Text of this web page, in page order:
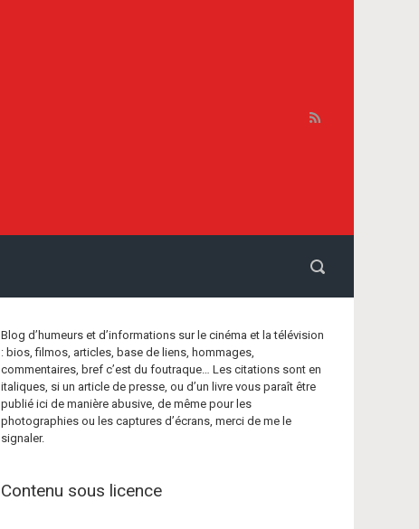
Blog d’humeurs et d’informations sur le cinéma et la télévision
: bios, filmos, articles, base de liens, hommages,
commentaires, bref c’est du foutraque… Les citations sont en
italiques, si un article de presse, ou d’un livre vous paraît être
publié ici de manière abusive, de même pour les
photographies ou les captures d’écrans, merci de me le
signaler.
Contenu sous licence